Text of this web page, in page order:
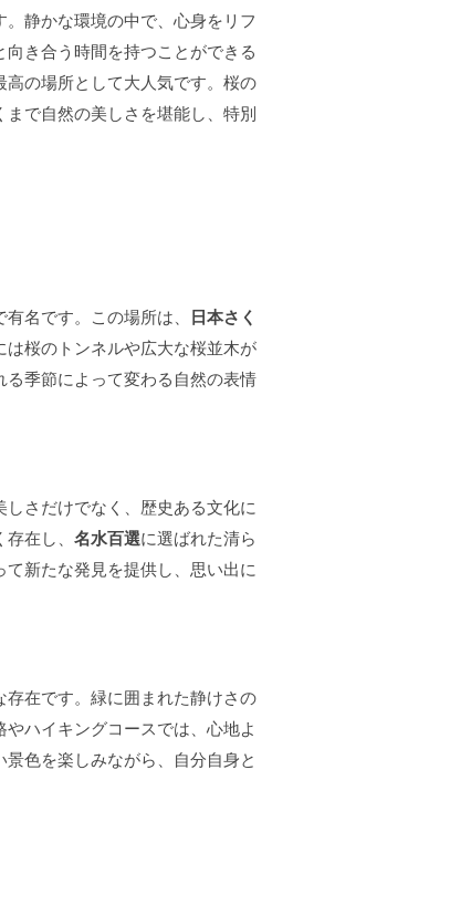
静かな環境の中で、心身をリフ
向き合う時間を持つことができる
の場所として大人気です。桜の
で自然の美しさを堪能し、特別
名です。この場所は、
日本さく
桜のトンネルや広大な桜並木が
季節によって変わる自然の表情
さだけでなく、歴史ある文化に
在し、 名水百選に選ばれた清ら
新たな発見を提供し、思い出に
在です。緑に囲まれた静けさの
ハイキングコースでは、心地よ
色を楽しみながら、自分自身と